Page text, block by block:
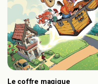
Le coffre magique